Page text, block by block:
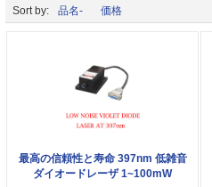
Sort by: 品名- 価格
最高の信頼性と寿命 397nm 低雑音
ダイオードレーザ 1~100mW